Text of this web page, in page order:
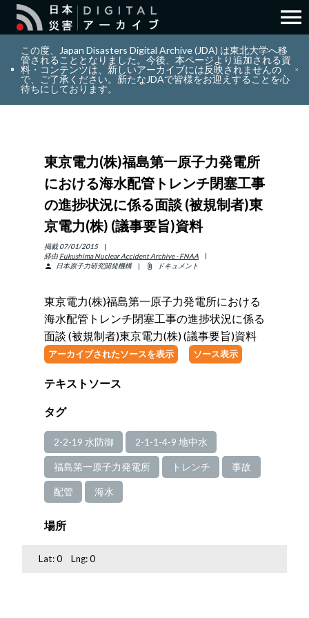
search 検索
layers コレクション
info_outline リソース
アバウト
ENGLISH 日本語
サインイン
menu
この度、Japan Disasters Digital Archive (JDA) は東北大学へ移
管されることとなりました。今後、本ページより追加される資
料・コンテンツは、新しいアーカイブには反映されませんの
で、ご了承ください。新たなJDAで皆様をお迎えすることを心
待ちにしております。
東京電力(株)福島第一原子力発電所
における海水配管トレンチ閉塞工事
の進捗状況に係る面談 (被規制者)東
京電力(株) (議事要旨)資料
掲載 07/01/2015
経由 Fukushima Nuclear Accident Archive - FNAA
person
日本原子力研究開発機構 attach_file ドキュメント
東京電力(株)福島第一原子力発電所における
海水配管トレンチ閉塞工事の進捗状況に係る
面談 (被規制者)東京電力(株) (議事要旨)資料
アーカイブされたソースを表示 ソース表示
テキストソース
タグ
2-2-19 水防御 2-1-1-4-9 地中水
福島第一原子力発電所 トレンチ 事故
配管 海水
場所
Lat:0 Lng:0